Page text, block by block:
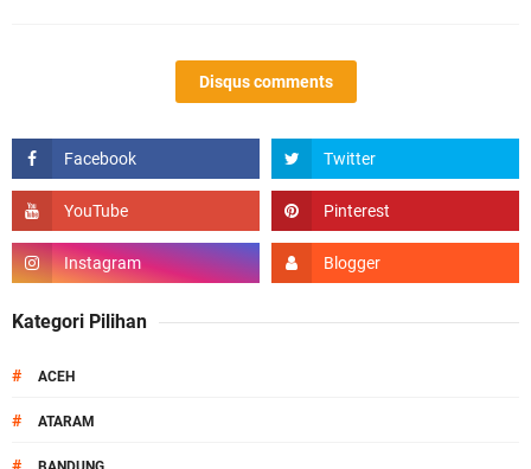
Disqus comments
Kategori Pilihan
# ACEH
# ATARAM